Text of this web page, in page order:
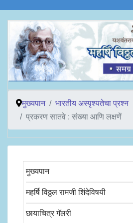
मुख्यपान
भारतीय अस्पृश्यतेचा प्रश्न
प्रकरण सातवे : संख्या आणि लक्षणें
मुख्यपान
महर्षि विठ्ठल रामजी शिंदेविषयी
छायाचित्र गॅलरी